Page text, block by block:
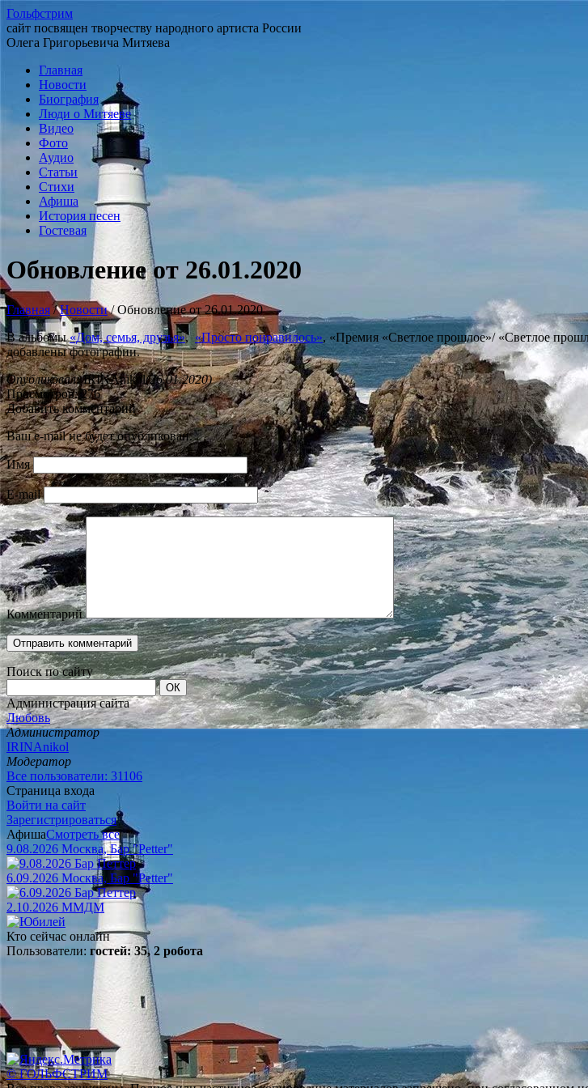
Гольфстрим
сайт посвящен творчеству народного артиста России
Олега Григорьевича Митяева
Главная
Новости
Биография
Люди о Митяеве
Видео
Фото
Аудио
Статьи
Стихи
Афиша
История песен
Гостевая
Обновление от 26.01.2020
Главная/Новости/Обновление от 26.01.2020
В альбомы«Дом, семья, друзья»,«Просто понравилось», «Премия «Светлое прошлое»/ «Светлое
добавлены фотографии.
Опубликовал:IRINAnikol(26.01.2020)
Просмотров: 276
Добавить комментарий
Ваш e-mail не будет опубликован.
Имя
E-mail
Комментарий
Поиск по сайту
Администрация сайта
Любовь
Администратор
IRINAnikol
Модератор
Все пользователи: 31106
Страница входа
Войти на сайт
Зарегистрироваться
АфишаСмотреть все
9.08.2026 Москва, Бар "Petter"
6.09.2026 Москва, Бар "Petter"
2.10.2026 ММДМ
Кто сейчас онлайн
Пользователи: гостей: 35, 2 робота
© ГОЛЬФСТРИМ